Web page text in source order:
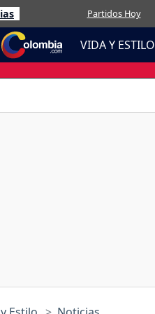
Partidos Hoy
VIDA Y ESTILO